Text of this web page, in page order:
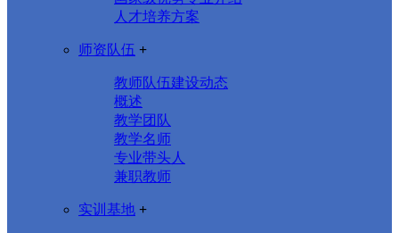
人才培养方案
师资队伍 +
教师队伍建设动态
概述
教学团队
教学名师
专业带头人
兼职教师
实训基地 +